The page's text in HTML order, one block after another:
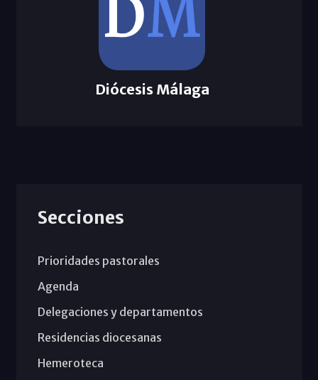
Diócesis Málaga
Secciones
Prioridades pastorales
Agenda
Delegaciones y departamentos
Residencias diocesanas
Hemeroteca